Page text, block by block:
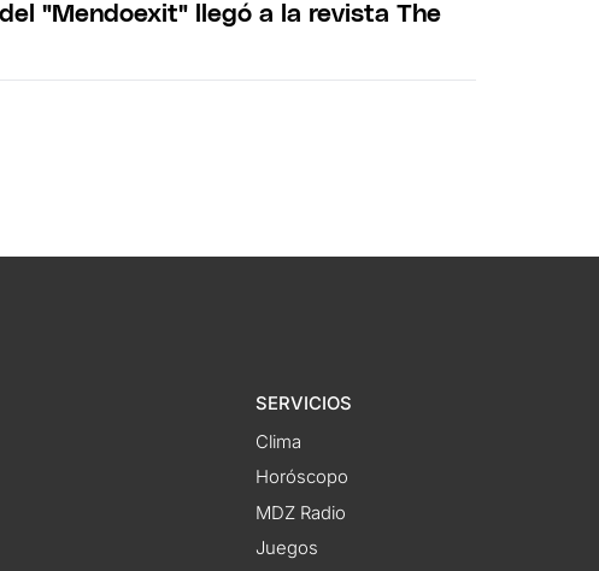
"Mendoexit" llegó a la revista The
SERVICIOS
Clima
Horóscopo
MDZ Radio
Juegos